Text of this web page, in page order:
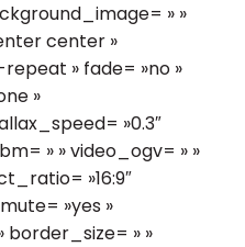
» »
center »
» fade= »no »
»
»0.3″
» » video_ogv= » »
»16:9″
»yes »
» »